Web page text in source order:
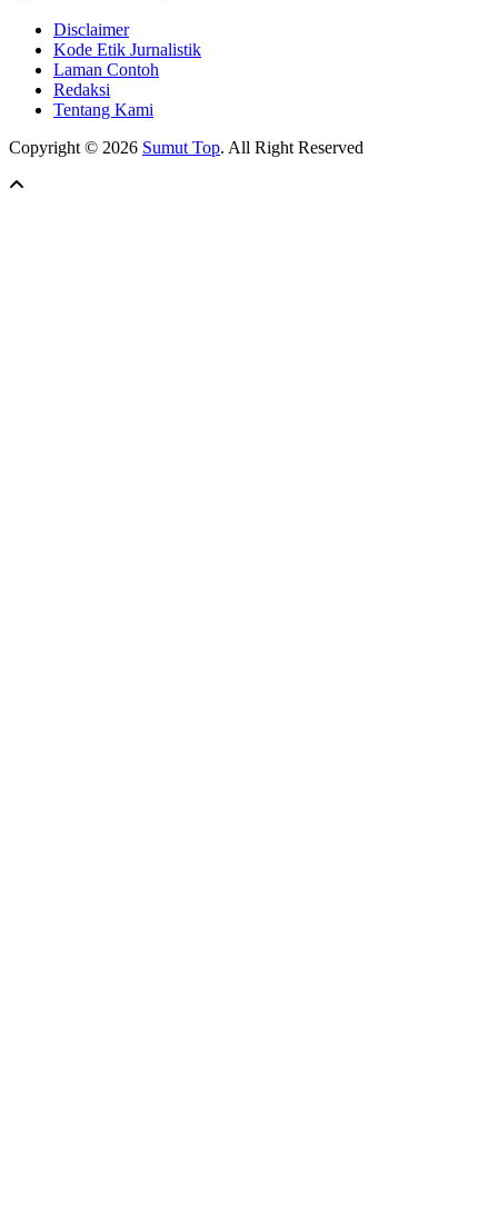
Disclaimer
Kode Etik Jurnalistik
Laman Contoh
Redaksi
Tentang Kami
Copyright © 2026 Sumut Top. All Right Reserved